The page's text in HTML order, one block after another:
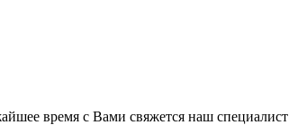
время с Вами свяжется наш специалист